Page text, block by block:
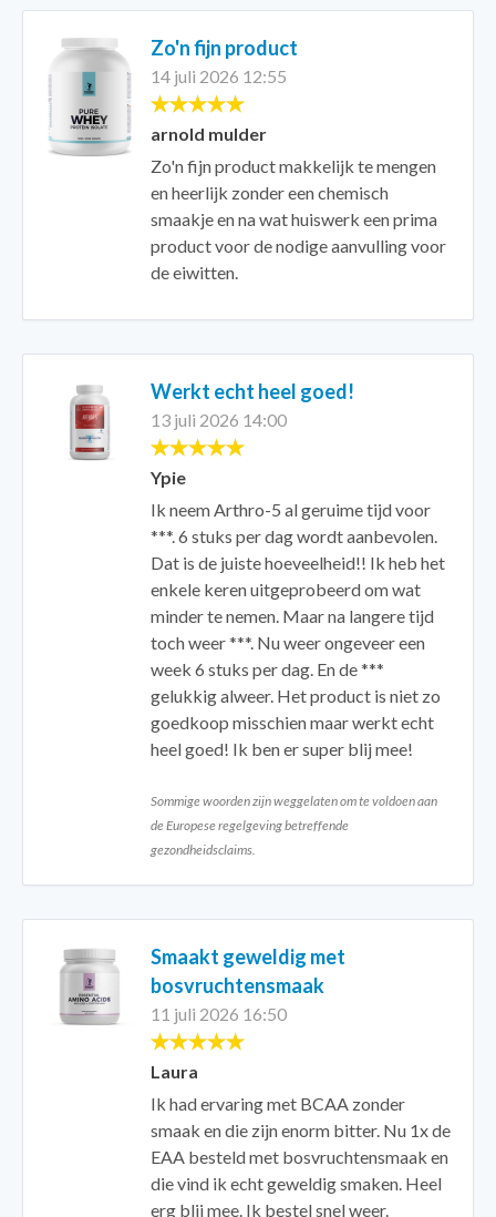
Zo'n fijn product
14 juli 2026 12:55
arnold mulder
Zo'n fijn product makkelijk te mengen
en heerlijk zonder een chemisch
smaakje en na wat huiswerk een prima
product voor de nodige aanvulling voor
de eiwitten.
Werkt echt heel goed!
13 juli 2026 14:00
Ypie
Ik neem Arthro-5 al geruime tijd voor
***. 6 stuks per dag wordt aanbevolen.
Dat is de juiste hoeveelheid!! Ik heb het
enkele keren uitgeprobeerd om wat
minder te nemen. Maar na langere tijd
toch weer ***. Nu weer ongeveer een
week 6 stuks per dag. En de ***
gelukkig alweer. Het product is niet zo
goedkoop misschien maar werkt echt
heel goed! Ik ben er super blij mee!
Sommige woorden zijn weggelaten om te voldoen aan
de Europese regelgeving betreffende
gezondheidsclaims.
Smaakt geweldig met
bosvruchtensmaak
11 juli 2026 16:50
Laura
Ik had ervaring met BCAA zonder
smaak en die zijn enorm bitter. Nu 1x de
EAA besteld met bosvruchtensmaak en
die vind ik echt geweldig smaken. Heel
erg blij mee. Ik bestel snel weer.